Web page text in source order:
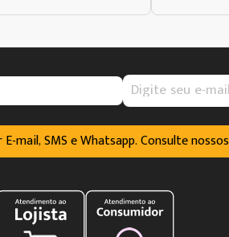
mail, SMS e Whatsapp. Consulte nossos